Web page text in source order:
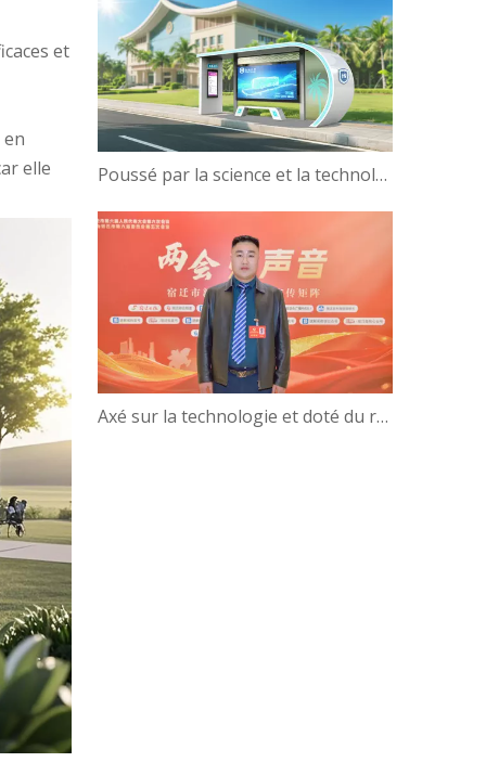
et
elle
Poussé par la science et la technologie, Green Campus | Hanbang Intelligence travaille avec l'Université de Hainan pour créer une nouvelle écologie du voyage intelligent !
Axé sur la technologie et doté du renseignement — Gao Yun, président de Hanbang Intelligence, parle de l'avancement du développement du « Pôle d'intelligence numérique » de Suqian